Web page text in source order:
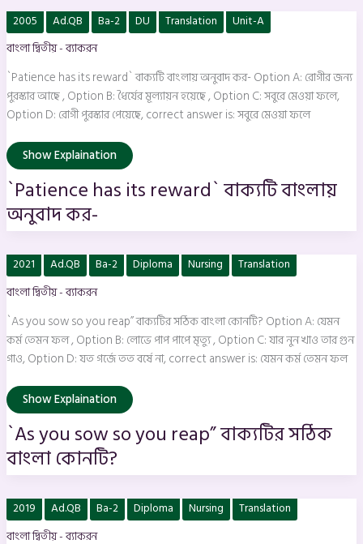
2005 Ad.QB Ba-2 DU Translation
Unit-A
বাংলা দ্বিতীয় - ব্যাকরন
`Patience has its reward` বাক্যটি বাংলায় অনুবাদ কর- Option A: রোগীর জন্য
পুরস্কার আছে , Option B: ধৈর্যের মূল্যায়ন হয়েছে , Option C: সবুরে মেওয়া ফলে,
Option D: রোগী পুরস্কার পেয়েছে, correct answer is: সবুরে মেওয়া ফলে
`Patience
has
its
reward`
বাংলায়
অনুবাদ
কর-
Show Explaination
`Patience has its reward` বাক্যটি বাংলায়
অনুবাদ কর-
2021 Ad.QB Ba-2 Diploma Nursing
Translation
বাংলা দ্বিতীয় - ব্যাকরন
`As you sow so you reap” বাক্যটির সঠিক বাংলা কোনটি? Option A: যেমন
কর্ম তেমন ফল , Option B: লোভে পাপ পাপে মৃত্যু , Option C: যার নুন খাও তার গুন
গাও, Option D: যত গর্জে তত বর্ষে না, correct answer is: যেমন কর্ম তেমন ফল
`As
you
sow
so
reap”
বাক্যটির
সঠিক
বাংলা
কোনটি?
Show Explaination
`As you sow so you reap” বাক্যটির সঠিক
বাংলা কোনটি?
2019 Ad.QB Ba-2 Diploma Nursing
Translation
বাংলা দ্বিতীয় - ব্যাকরন
`সে
ফল
খায়
`